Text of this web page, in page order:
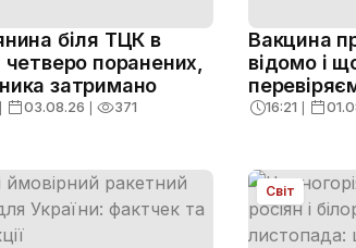
біля ТЦК в
четверо поранених,
затримано
❘ 03.08.26 ❘ 371
Вакцина
відомо і
16:21 ❘
Світ